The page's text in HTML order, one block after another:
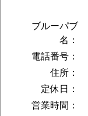
ブルーパブ
名：
電話番号：
住所：
定休日：
営業時間：